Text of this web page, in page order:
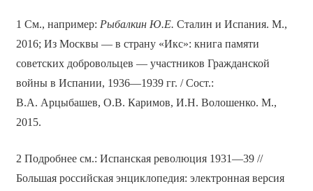
1 См., например: Рыбалкин Ю.Е. Сталин и Испания. М.,
2016; Из Москвы — в страну «Икс»: книга памяти
советских добровольцев — участников Гражданской
войны в Испании, 1936—1939 гг. / Сост.:
В.А. Арцыбашев, О.В. Каримов, И.Н. Волошенко. М.,
2015.
2 Подробнее см.: Испанская революция 1931—39 //
Большая российская энциклопедия: электронная версия